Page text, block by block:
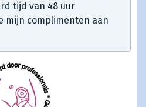
tijd van 48 uur
mijn complimenten aan